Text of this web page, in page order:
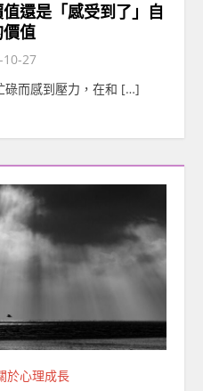
還是「感受到了」自
價值
10-27
碌而感到壓力，在和 […]
於心理成長